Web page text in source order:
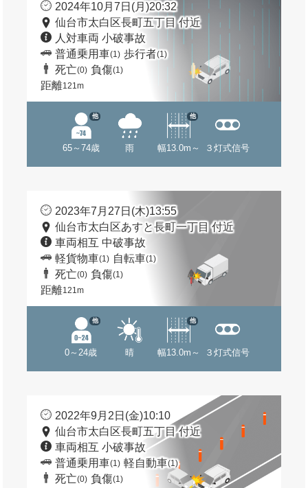
2024年10月7日(月)20:32
仙台市太白区長町五丁目 付近
人対車両 小破事故
普通乗用車(1) 歩行者(1)
死亡(0) 負傷(1)
距離121m
65～74歳
他
雨 幅13.0m～
他
３灯式信号
2023年7月27日(木)13:55
仙台市太白区あすと長町一丁目 付近
車両相互 中破事故
軽貨物車(1) 自転車(1)
死亡(0) 負傷(1)
距離121m
0～24歳
他
晴 幅13.0m～
他
３灯式信号
2022年9月2日(金)10:10
仙台市太白区長町五丁目 付近
車両相互 小破事故
普通乗用車(1) 軽自動車(1)
死亡(0) 負傷(1)